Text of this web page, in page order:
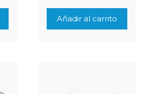
Añadir al carrito